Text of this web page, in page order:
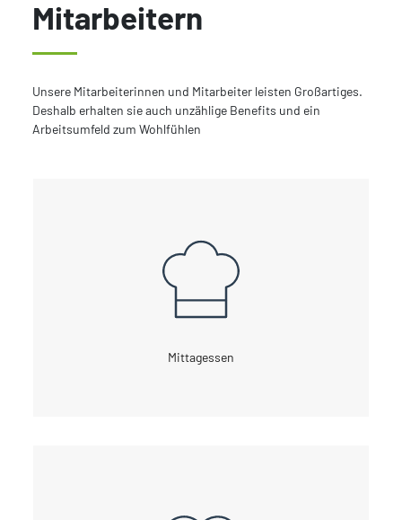
Mitarbeitern
Unsere Mitarbeiterinnen und Mitarbeiter leisten Großartiges.
Deshalb erhalten sie auch unzählige Benefits und ein
Arbeitsumfeld zum Wohlfühlen
Mittagessen